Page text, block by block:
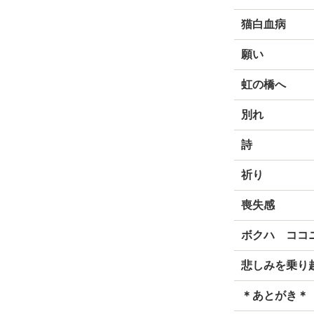
猫白血病
願い
虹の橋へ
別れ
詩
祈り
喪失感
ボクハ ココ
悲しみを乗り
＊あとがき＊